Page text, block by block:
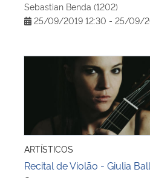
Sebastian Benda (1202)
25/09/2019 12:30 - 25/09/
Recital de Violão - Giulia
ARTÍSTICOS
Recital de Violão - Giulia